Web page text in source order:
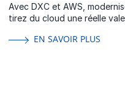
Avec DXC et AWS,
tirez du cloud une réelle
EN SAVOIR PLUS